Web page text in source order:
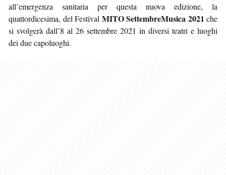
all’emergenza sanitaria per questa nuova edizione, la
quattordicesima, del Festival MITO SettembreMusica 2021 che
si svolgerà dall’8 al 26 settembre 2021 in diversi teatri e luoghi
dei due capoluoghi.